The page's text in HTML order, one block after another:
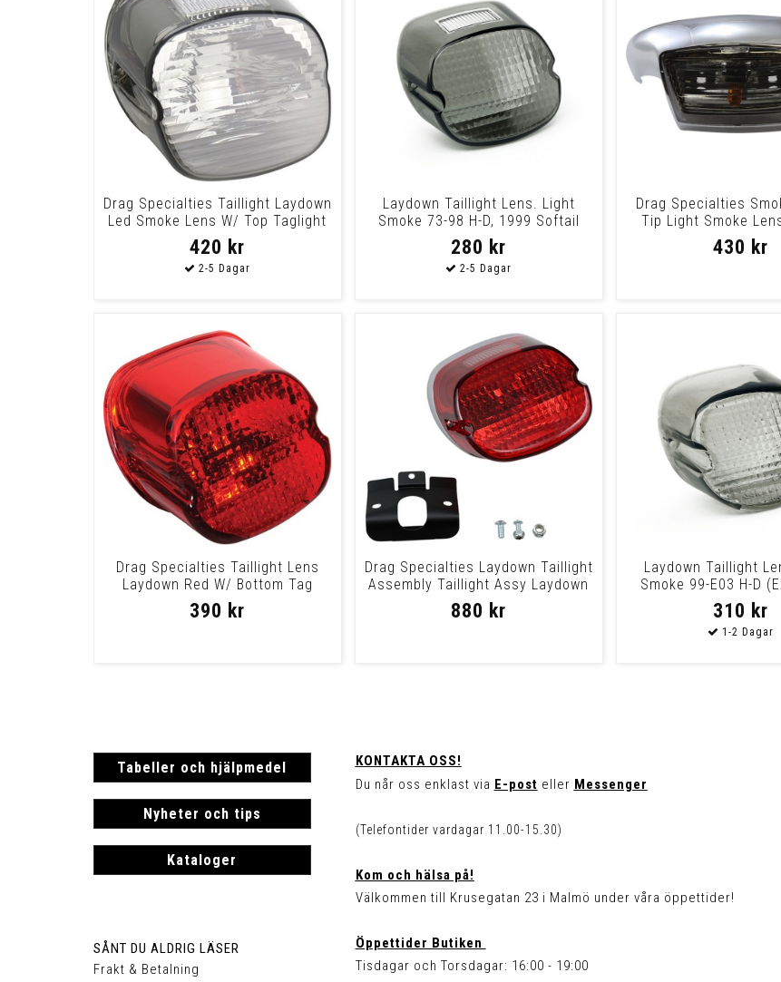
Drag Specialties Taillight Laydown
Led Smoke Lens W/ Top Taglight
Lens
420 kr
Laydown Taillight Lens. Light
Smoke 73-98 H-D, 1999 Softail
280 kr
Drag Specialties
Tip Light Smoke
Light Tip Sm
430 kr
Drag Specialties Taillight Lens
Laydown Red W/ Bottom Tag
Window Laydw
390 kr
Drag Specialties Laydown Taillight
Assembly Taillight Assy Laydown
880 kr
Laydown Taillight
Smoke 99-E03 H-D
Softail, Fx
310 kr
Tabeller och hjälpmedel
Nyheter och tips
Kataloger
SÅNT DU ALDRIG LÄSER
Frakt & Betalning
KONTAKTA OSS!
Du når oss enklast via E-post eller Messenger
(Telefontider vardagar 11.00-15.30)
Kom och hälsa på!
Välkommen till Krusegatan 23 i Malmö under våra öppettider!
Öppettider Butiken
Tisdagar och Torsdagar: 16:00 - 19:00